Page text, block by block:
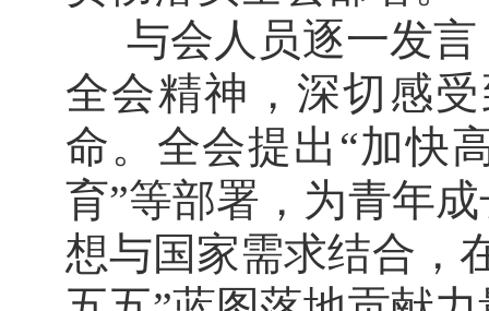
与会人员逐一发
全会精神，深切感
命。全会提出“加快
育”等部署，为青年
想与国家需求结合，